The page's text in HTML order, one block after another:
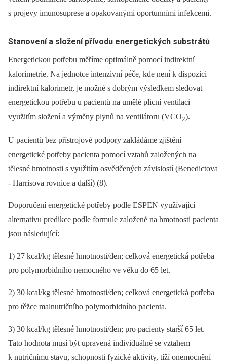
s projevy imunosuprese a opakovanými oportunními infekcemi.
Stanovení a složení přívodu energetických substrátů
Energetickou potřebu měříme optimálně pomocí indirektní
kalorimetrie. Na jednotce intenzivní péče, kde není k dispozici
indirektní kalorimetr, je možné s dobrým výsledkem sledovat
energetickou potřebu u pacientů na umělé plicní ventilaci
využitím složení a výměny plynů na ventilátoru (VCO2).
U pacientů bez přístrojové podpory zakládáme zjištění
energetické potřeby pacienta pomocí vztahů založených na
tělesné hmotnosti s využitím osvědčených závislostí (Benedictova
-⁠ Harrisova rovnice a další) (8).
Doporučení energetické potřeby podle ESPEN využívající
alternativu predikce podle formule založené na hmotnosti pacienta
jsou následující:
1) 27 kcal/kg tělesné hmotnosti/den; celková energetická potřeba
pro polymorbidního nemocného ve věku do 65 let.
2) 30 kcal/kg tělesné hmotnosti/den; celková energetická potřeba
pro těžce malnutričního polymorbidního pacienta.
3) 30 kcal/kg tělesné hmotnosti/den; pro pacienty starší 65 let.
Tato hodnota musí být upravená individuálně se vztahem
k nutričnímu stavu, schopnosti fyzické aktivity, tíží onemocnění